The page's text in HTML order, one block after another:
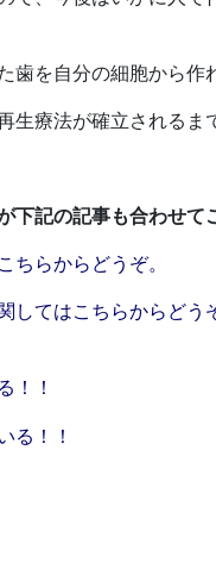
歯を自分の細胞から作
生療法が確立される
下記の記事も合わせて
ちらからどうぞ。
してはこちらからどう
！！